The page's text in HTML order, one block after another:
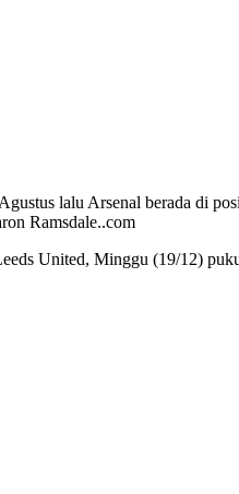
lalu Arsenal berada di
Ramsdale..com
United, Minggu (19/12)